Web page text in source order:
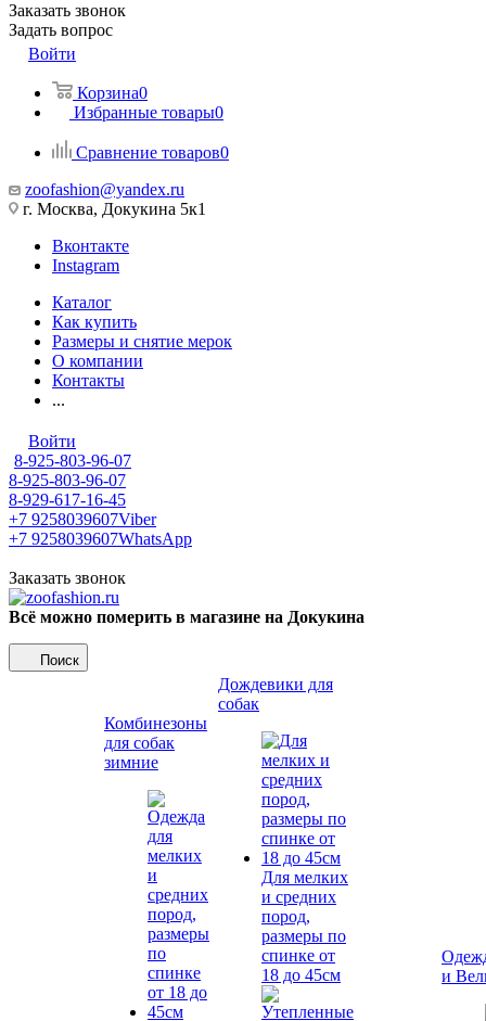
Заказать звонок
Задать вопрос
Войти
Корзина0
Избранные товары0
Сравнение товаров0
zoofashion@yandex.ru
г. Москва, Докукина 5к1
Вконтакте
Instagram
Каталог
Как купить
Размеры и снятие мерок
О компании
Контакты
...
Войти
8-925-803-96-07
8-925-803-96-07
8-929-617-16-45
+7 9258039607Viber
+7 9258039607WhatsApp
Заказать звонок
Всё можно померить в магазине на Докукина
Поиск
Комбинезоны
для собак
зимние
Дождевики для
собак
Для мелких
и средних
пород,
размеры по
спинке от
18 до 45см
и